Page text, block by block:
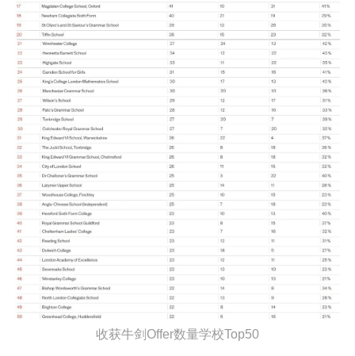
收获牛剑Offer数量学校Top50